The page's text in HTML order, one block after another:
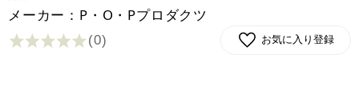
メーカー：P・O・Pプロダクツ
(0) お気に入り登録